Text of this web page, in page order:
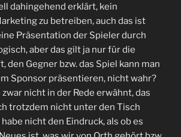
dahingehend erklärt, kein
zu betreiben, auch das ist
Präsentation der Spieler durch
aber das gilt ja nur für die
den Gegner bzw. das Spiel kann man
Sponsor präsentieren, nicht wahr?
nicht in der Rede erwähnt, das
trotzdem nicht unter den Tisch
nicht den Eindruck, als ob es